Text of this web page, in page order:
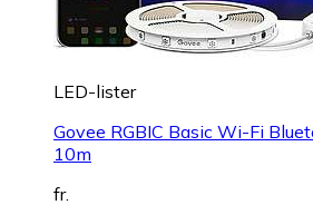
LED-lister
Govee RGBIC Basic Wi-Fi
10m
fr.